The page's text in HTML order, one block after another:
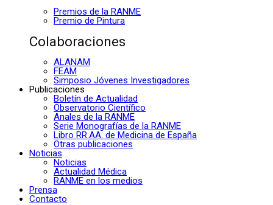
Premios de la RANME
Premio de Pintura
Colaboraciones
ALANAM
FEAM
Simposio Jóvenes Investigadores
Publicaciones
Boletín de Actualidad
Observatorio Científico
Anales de la RANME
Serie Monografías de la RANME
Libro RR.AA. de Medicina de España
Otras publicaciones
Noticias
Noticias
Actualidad Médica
RANME en los medios
Prensa
Contacto